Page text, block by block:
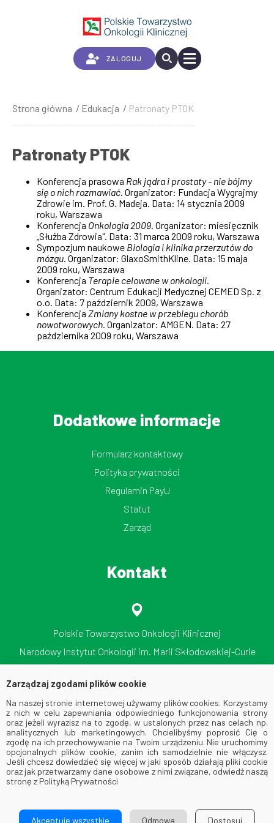
ZALOGUJ
Ścieżka
nawigacyjna
Strona główna Edukacja Patronaty PTOK
Patronaty PTOK
Konferencja prasowa Rak jądra i prostaty - nie bójmy
się o nich rozmawiać. Organizator: Fundacja Wygrajmy
Zdrowie im. Prof. G. Madeja. Data: 14 stycznia 2009
roku, Warszawa
Konferencja Onkologia 2009. Organizator: miesięcznik
„Służba Zdrowia". Data: 31 marca 2009 roku, Warszawa
Sympozjum naukowe Biologia i klinika przerzutów do
mózgu. Organizator: GlaxoSmithKline. Data: 15 maja
2009 roku, Warszawa
Konferencja Terapie celowane w onkologii.
Organizator: Centrum Edukacji Medycznej CEMED Sp. z
o.o. Data: 7 październik 2009, Warszawa
Konferencja Zmiany kostne w przebiegu chorób
nowotworowych. Organizator: AMGEN. Data: 27
października 2009 roku, Warszawa
Dodatkowe informacje
Formularz kontaktowy
Polityka prywatności
Regulamin PayU
Statut
Zarząd
Kontakt
Polskie Towarzystwo Onkologii Klinicznej
Narodowy Instytut Onkologii im. Marii Skłodowskiej-Curie
ul. Roentgena 5, 02-781 Warszawa
tel./faks: 512 606 724
© 2026 Via Medica. All Rights Reserved
Zarządzaj zgodami plików cookie
Na naszej stronie internetowej używamy plików cookies. Korzystamy
z nich w celu zapewniania odpowiedniego funkcjonowania strony
oraz jeżeli wyrazisz na to zgodę, w ustalonych przez nas celach np.
analitycznych lub marketingowych. Chcielibyśmy poprosić Cię o
zgodę na ich przechowywanie na Twoim urządzeniu. Nie uruchomimy
opcjonalnych plików cookie, zanim ich samodzielnie nie włączysz.
Jeśli chcesz dowiedzieć się więcej w jaki sposób działają pliki cookie
oraz jak przetwarzamy dane osobowe z nimi związane, odwiedź naszą
stronę z Polityką Prywatności
Akceptuję wszystkie Odmowa Dostosuj